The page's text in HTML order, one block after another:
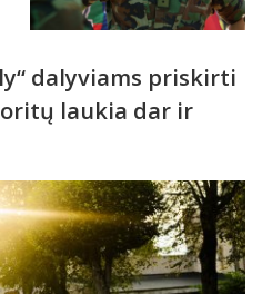
dalyviams priskirti
laukia dar ir